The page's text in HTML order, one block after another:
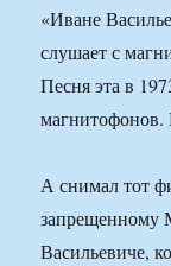
«Иване
слушает с
Песня эта в
магнитофонов.
А снимал тот
запрещенному
Васильевиче,